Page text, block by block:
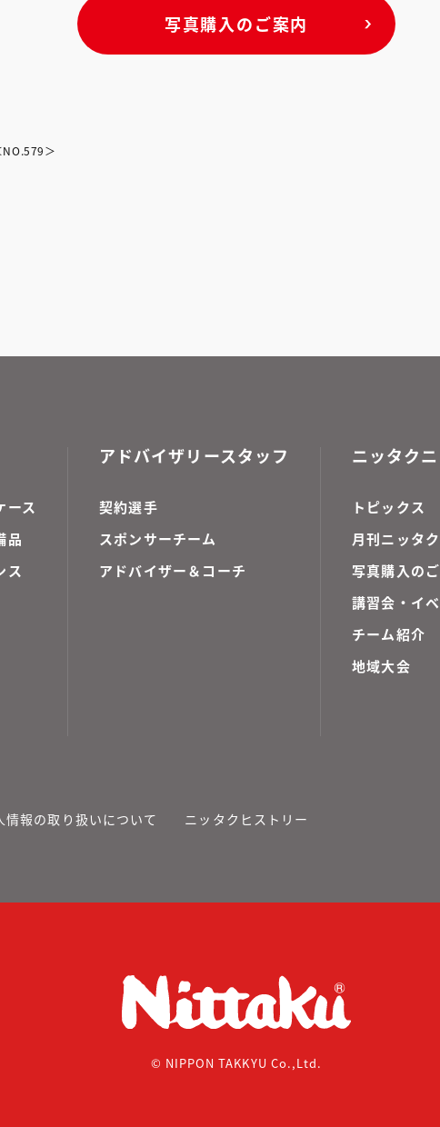
写真購入のご案内
＞
ース
品
ス
アドバイザリースタッフ
契約選手
スポンサーチーム
アドバイザー＆コーチ
ニッタク
トピックス
月刊ニッタ
写真購入の
講習会・イ
チーム紹介
地域大会
情報の取り扱いについて ニッタクヒストリー
© NIPPON TAKKYU Co.,Ltd.